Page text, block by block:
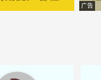
广告